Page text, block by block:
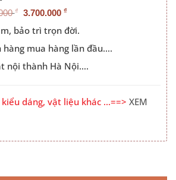
₫ 3.700.000 ₫
bảo trì trọn đời.
mua hàng lần đầu….
nội thành Hà Nội….
dáng, vật liệu khác …==> XEM
Kéo Hà Nội Đầu Cong Màu 613 số